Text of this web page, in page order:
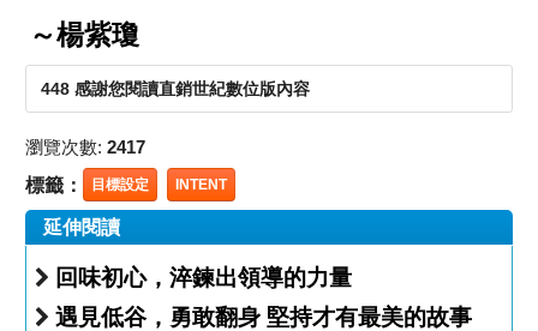
～楊紫瓊
448 感謝您閱讀直銷世紀數位版內容
瀏覽次數: 2417
標籤： 目標設定 INTENT
延伸閱讀
回味初心，淬鍊出領導的力量
遇見低谷，勇敢翻身 堅持才有最美的故事